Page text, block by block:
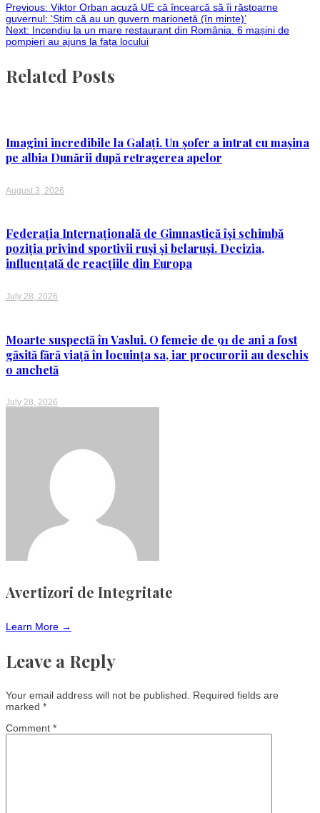
Post
navigation
Previous: Viktor Orban acuză UE că încearcă să îi răstoarne
guvernul: ‘Știm că au un guvern marionetă (în minte)’
Next: Incendiu la un mare restaurant din România. 6 mașini de
pompieri au ajuns la fața locului
Related Posts
Imagini incredibile la Galați. Un șofer a intrat cu mașina
pe albia Dunării după retragerea apelor
August 3, 2026
Federația Internațională de Gimnastică își schimbă
poziția privind sportivii ruși și belaruși. Decizia,
influențată de reacțiile din Europa
July 28, 2026
Moarte suspectă în Vaslui. O femeie de 91 de ani a fost
găsită fără viață în locuința sa, iar procurorii au deschis
o anchetă
July 28, 2026
Avertizori de Integritate
Learn More →
Leave a Reply
Your email address will not be published.
Required fields are
marked *
Comment *